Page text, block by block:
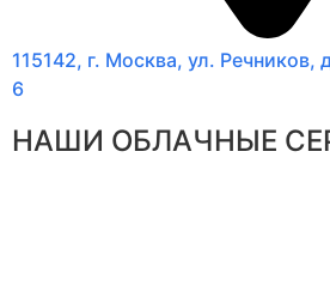
115142, г. Москва, ул. Речников,
6
НАШИ ОБЛАЧНЫЕ